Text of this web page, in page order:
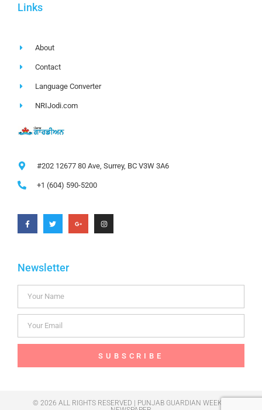
Links
About
Contact
Language Converter
NRIJodi.com
#202 12677 80 Ave, Surrey, BC V3W 3A6
+1 (604) 590-5200
Newsletter
SUBSCRIBE
© 2026 ALL RIGHTS RESERVED | PUNJAB GUARDIAN WEEKLY